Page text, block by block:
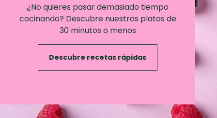
¿No quieres pasar demasiado tiempo
cocinando? Descubre nuestros platos de
30 minutos o menos
Descubre recetas rápidas